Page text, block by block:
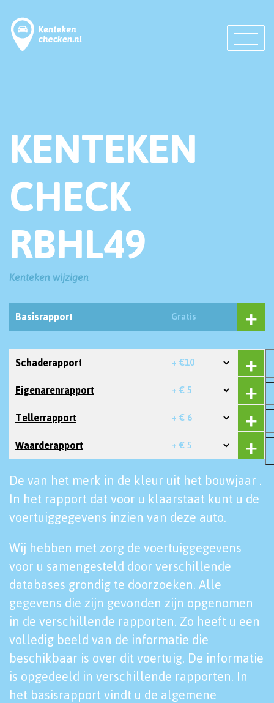
KENTEKEN
CHECK
RBHL49
Kenteken wijzigen
Basisrapport Gratis
Schaderapport + €10
Eigenarenrapport + € 5
Tellerrapport + € 6
Waarderapport + € 5
De van het merk in de kleur uit het bouwjaar .
In het rapport dat voor u klaarstaat kunt u de
voertuiggegevens inzien van deze auto.
Wij hebben met zorg de voertuiggegevens
voor u samengesteld door verschillende
databases grondig te doorzoeken. Alle
gegevens die zijn gevonden zijn opgenomen
in de verschillende rapporten. Zo heeft u een
volledig beeld van de informatie die
beschikbaar is over dit voertuig. De informatie
is opgedeeld in verschillende rapporten. In
het basisrapport vindt u de algemene